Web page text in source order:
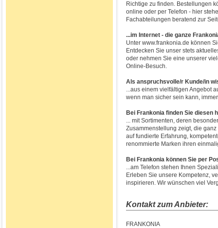
Richtige zu finden. Bestellungen
online oder per Telefon - hier
Fachabteilungen beratend zur
...im Internet - die ganze
Unter www.frankonia.de können
Entdecken Sie unser stets
oder nehmen Sie eine unserer
Online-Besuch.
Als anspruchsvolle/r Kunde/in
...aus einem vielfältigen Angebot
wenn man sicher sein kann,
Bei Frankonia finden Sie diesen
... mit Sortimenten, deren
Zusammenstellung zeigt, die
auf fundierte Erfahrung,
renommierte Marken ihren
Bei Frankonia können Sie per
...am Telefon stehen Ihnen
Erleben Sie unsere Kompetenz,
inspirieren. Wir wünschen viel
Kontakt zum Anbieter:
FRANKONIA